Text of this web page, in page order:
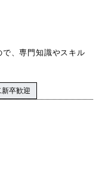
、専門知識やスキル
卒歓迎